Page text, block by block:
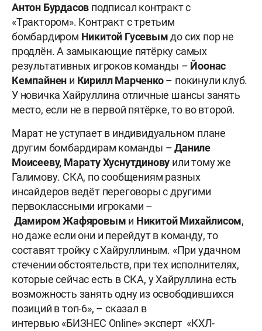
Антон Бурдасов подписал контракт с
«Трактором». Контракт с третьим
бомбардиром Никитой Гусевымдо сих пор не
продлён. А замыкающие пятёрку самых
результативных игроков команды – Йоонас
Кемпайнен и Кирилл Марченко– покинули клуб.
У новичка Хайруллина отличные шансы занять
место, если не в первой пятёрке, то во второй.
Марат не уступает в индивидуальном плане
другим бомбардирам команды –Даниле
Моисееву, Марату Хуснутдинову или тому же
Галимову. СКА, по сообщениям разных
инсайдеров ведёт переговоры с другими
первоклассными игроками –
Дамиром Жафяровым и Никитой Михайлисом,
но даже если они и перейдут в команду, то
составят тройку с Хайруллиным. «При удачном
стечении обстоятельств, при тех исполнителях,
которые сейчас есть в СКА, у Хайруллина есть
возможность занять одну из освободившихся
позиций в топ-6», – сказал в
интервью «БИЗНЕС Online» эксперт «КХЛ-